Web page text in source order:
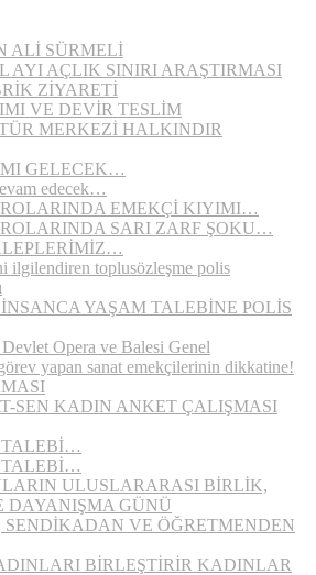
ALİ SÜRMELİ
AYI AÇLIK SINIRI ARAŞTIRMASI
ZİYARETİ
VE DEVİR TESLİM
MERKEZİ HALKINDIR
GELECEK…
edecek…
EMEKÇİ KIYIMI…
SARI ZARF ŞOKU…
ilgilendiren toplusözleşme polis
YAŞAM TALEBİNE POLİS
Opera ve Balesi Genel
yapan sanat emekçilerinin dikkatine!
SEN KADIN ANKET ÇALIŞMASI
TALEBİ…
TALEBİ…
ULUSLARARASI BİRLİK,
DAYANIŞMA GÜNÜ
VE ÖĞRETMENDEN
BİRLEŞTİRİR KADINLAR